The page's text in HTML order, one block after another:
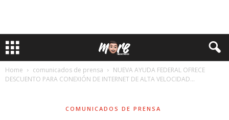
Home comunicados de prensa
NUEVA AYUDA FEDERAL OFRECE
DESCUENTO PARA CONEXIÓN DE INTERNET DE ALTA VELOCIDAD...
COMUNICADOS DE PRENSA